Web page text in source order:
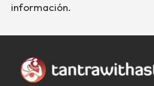
información.